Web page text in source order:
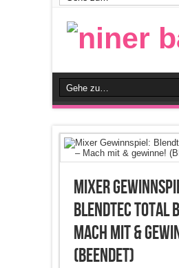
Mixer
Blendtec Total
Mach Mit &
(BEENDET)